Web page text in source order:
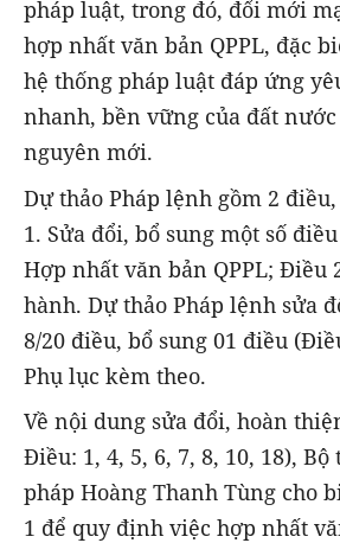
pháp luật, trong đó, đổi mới
hợp nhất văn bản QPPL, đặc
hệ thống pháp luật đáp ứng
nhanh, bền vững của đất
nguyên mới.
Dự thảo Pháp lệnh gồm 2
1. Sửa đổi, bổ sung một số
Hợp nhất văn bản QPPL; Điều
hành. Dự thảo Pháp lệnh sửa
8/20 điều, bổ sung 01 điều
Phụ lục kèm theo.
Về nội dung sửa đổi, hoàn
Điều: 1, 4, 5, 6, 7, 8, 10, 18),
pháp Hoàng Thanh Tùng cho
1 để quy định việc hợp nhất